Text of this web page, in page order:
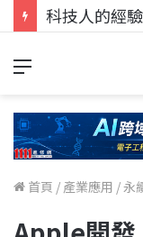
首頁 / 產業應用 /永